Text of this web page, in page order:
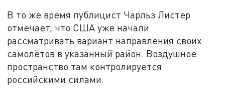
В то же время публицист Чарльз Листер
отмечает, что США уже начали
рассматривать вариант направления своих
самолётов в указанный район. Воздушное
пространство там контролируется
российскими силами.